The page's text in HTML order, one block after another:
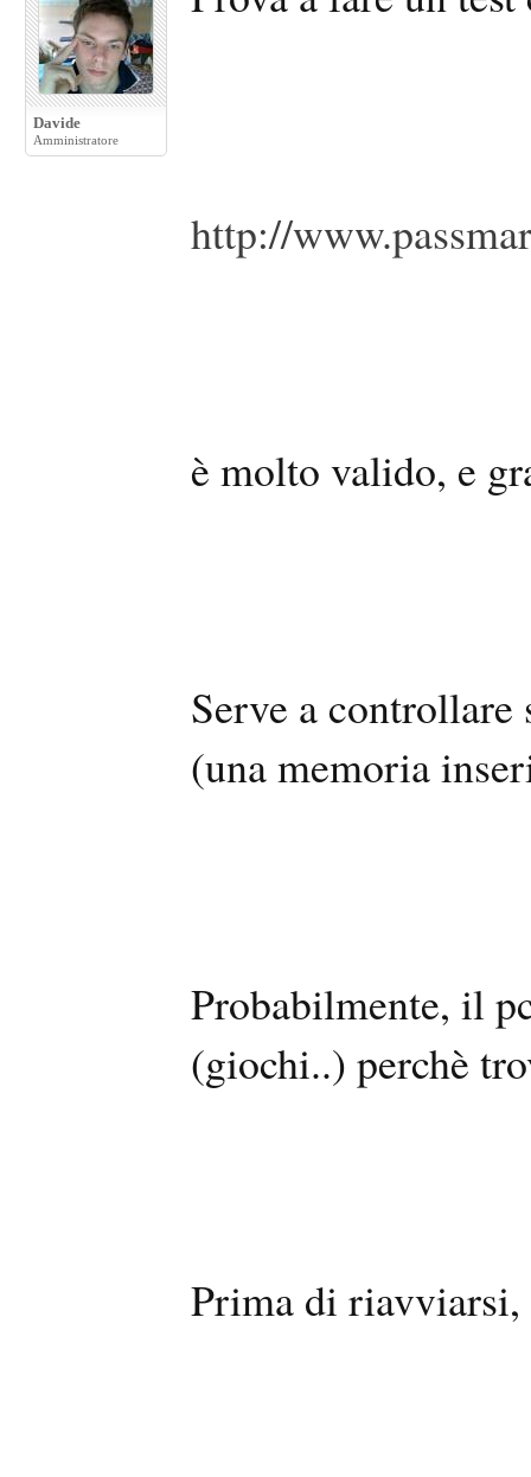
Davide
Amministratore
http://
è molto valido, e
Serve a
(una memoria
Probabilmente, il
(giochi..) perchè
Prima di riavviarsi,